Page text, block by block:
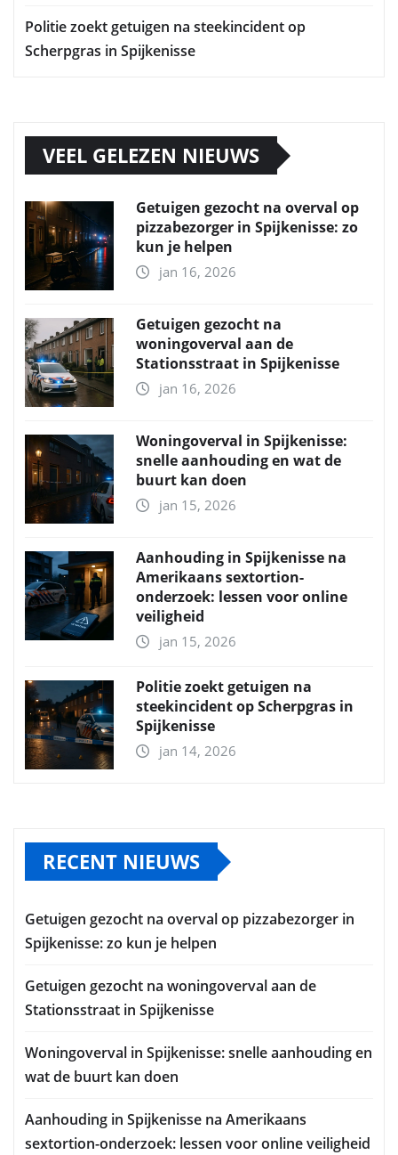
Politie zoekt getuigen na steekincident op
Scherpgras in Spijkenisse
VEEL GELEZEN NIEUWS
Getuigen gezocht na overval op
pizzabezorger in Spijkenisse: zo
kun je helpen
jan 16, 2026
Getuigen gezocht na
woningoverval aan de
Stationsstraat in Spijkenisse
jan 16, 2026
Woningoverval in Spijkenisse:
snelle aanhouding en wat de
buurt kan doen
jan 15, 2026
Aanhouding in Spijkenisse na
Amerikaans sextortion-
onderzoek: lessen voor online
veiligheid
jan 15, 2026
Politie zoekt getuigen na
steekincident op Scherpgras in
Spijkenisse
jan 14, 2026
RECENT NIEUWS
Getuigen gezocht na overval op pizzabezorger in
Spijkenisse: zo kun je helpen
Getuigen gezocht na woningoverval aan de
Stationsstraat in Spijkenisse
Woningoverval in Spijkenisse: snelle aanhouding en
wat de buurt kan doen
Aanhouding in Spijkenisse na Amerikaans
sextortion-onderzoek: lessen voor online veiligheid